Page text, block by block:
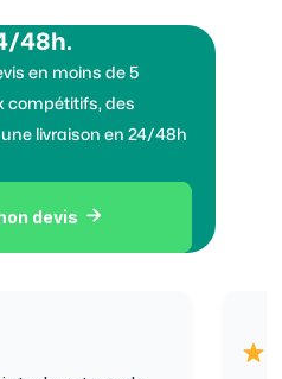
48h.
en moins de 5
compétitifs, des
livraison en 24/48h
devis 